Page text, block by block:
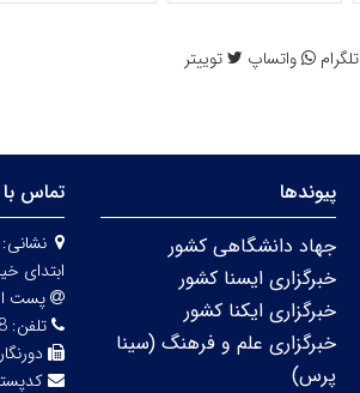
تلگرام واتساپ توییتر
پیوندها
جهاد دانشگاهی کشور
خبرگزاری ایسنا کشور
خبرگزاری ایکنا کشور
خبرگزاری علم و فرهنگ (سینا
پرس)
تماس با
نشانی:
ابتدای
پست
تلفن:(056)